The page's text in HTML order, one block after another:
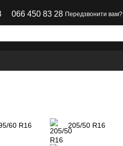
066 450 83 28 Передзвонити вам?
60 R16 205/50 R16